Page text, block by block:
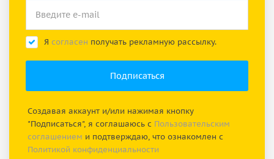
Я согласен получать рекламную рассылку.
Создавая аккаунт и/или нажимая кнопку
"Подписаться", я соглашаюсь с Пользовательским
соглашением и подтверждаю, что ознакомлен с
Политикой конфиденциальности